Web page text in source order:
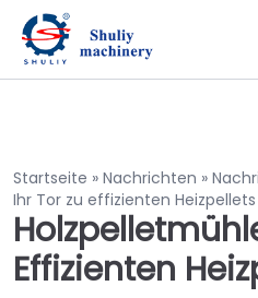
Startseite » Nachrichten »
Ihr Tor zu effizienten Heizpellets
Effizienten